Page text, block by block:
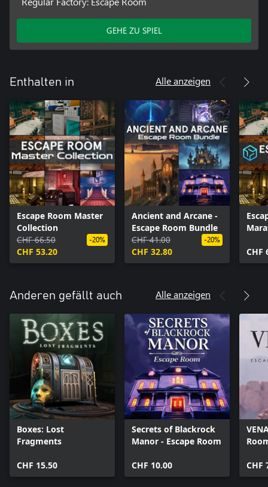
GEHE ZU SPIEL
Enthalten in Alle anzeigen
Escape Room Master
Collection
CHF 66.50
CHF 53.20
-20%
Ancient and Arcane -
Escape Room Bundle
CHF 41.00
CHF 32.80
-20%
CHF
Anderen gefällt auch Alle anzeigen
Boxes: Lost
Fragments
CHF 15.50
Secrets of Blackrock
Manor - Escape Room
CHF 10.00 CHF